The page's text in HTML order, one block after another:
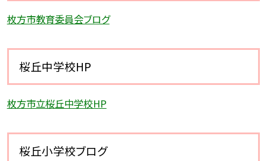
枚方市教育委員会ブログ
桜丘中学校HP
枚方市立桜丘中学校HP
桜丘小学校ブログ